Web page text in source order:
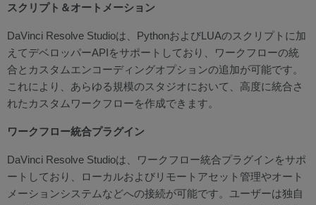
スクリプト＆オートメーション
DaVinci Resolve Studioは、PythonおよびLUAのスクリプトに加
えてデベロッパーAPIをサポートしており、ワークフローの統
合とカスタムエンコーディングオプションの追加が可能です。
これにより、あらゆる規模のスタジオにおいて、高度に統合さ
れたカスタムワークフローを作成できます。
ワークフロー統合プラグイン
DaVinci Resolve Studioは、ワークフロー統合プラグインをサポ
ートしており、ローカルおよびリモートアセット管理やオート
メーションシステムなどへの接続が可能です。ユーザーは独自